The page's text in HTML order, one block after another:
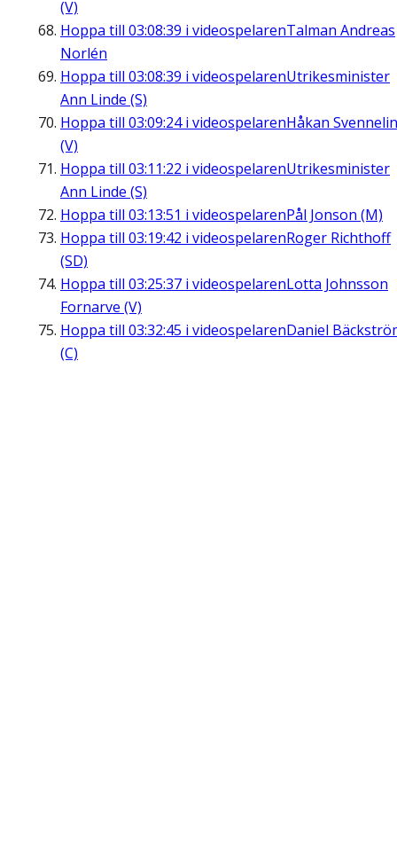
(V)
Hoppa till 03:08:39 i videospelarenTalman Andreas
Norlén
Hoppa till 03:08:39 i videospelarenUtrikesminister
Ann Linde (S)
Hoppa till 03:09:24i videospelarenHåkan
(V)
Hoppa till 03:11:22 i videospelarenUtrikesminister
Ann Linde (S)
Hoppa till 03:13:51 i videospelarenPål Jonson (M)
Hoppa till 03:19:42 i videospelarenRoger Richthoff
(SD)
Hoppa till 03:25:37 i videospelarenLotta Johnsson
Fornarve (V)
Hoppa till 03:32:45 i videospelarenDaniel
(C)